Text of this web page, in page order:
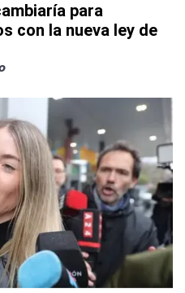
para
con la nueva ley de